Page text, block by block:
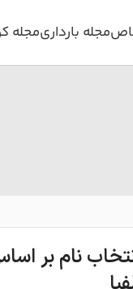
مجله بارداریمجله
نام بر